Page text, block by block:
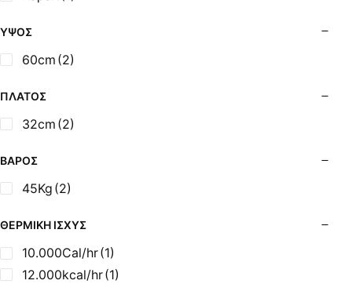
Σόμπες Ξύλου από Ατσάλι με Φούρνο
Σόμπες Πετρελαίου (Alfatherm)
Σόμπες Πετρελαίου (Assos)
Σόμπες Πετρελαίου (StarStoves)
Σόμπες Πετρελαίου (ΟΒΕΛ)
Σόμπες Πετρελαίου Αερόθερμες (Agorastos)
Σόμπες Υγραερίου
Σούβλες - Εργαλεία Ψησίματος BBQ
Σωλήνες (Μπουριά), Εξαρτήματα Σόμπας
Τζάκια - Εστίες
ΎΨΟΣ
60cm (2)
ΠΛΆΤΟΣ
32cm (2)
ΒΆΡΟΣ
45Kg (2)
ΘΕΡΜΙΚΉ ΙΣΧΎΣ
10.000Cal/hr(1)
12.000kcal/hr(1)